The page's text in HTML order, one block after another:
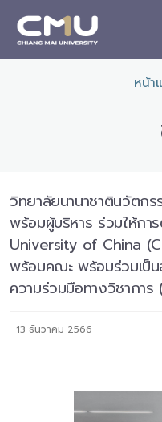
หน้า
วิทยาลัยนานาชาตินวัตก
พร้อมผู้บริหาร ร่วมให้ก
University of China
พร้อมคณะ พร้อมร่วมเป็
ความร่วมมือทางวิชากา
13 ธันวาคม 2566